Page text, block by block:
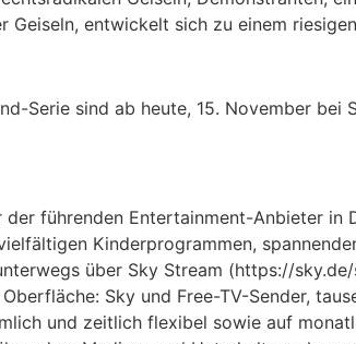
Geiseln, entwickelt sich zu einem
Serie sind ab heute, 15. November
der führenden Entertainment-Anbieter
Kinderprogrammen,
über Sky Stream (https://
Sky und Free-TV-Sender,
und zeitlich flexibel sowie auf